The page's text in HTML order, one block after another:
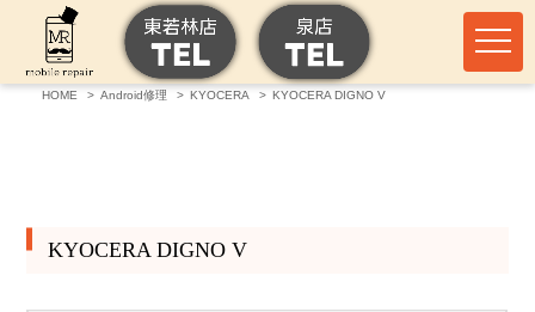
HOME Android修理 KYOCERA KYOCERA DIGNO V
KYOCERA DIGNO V